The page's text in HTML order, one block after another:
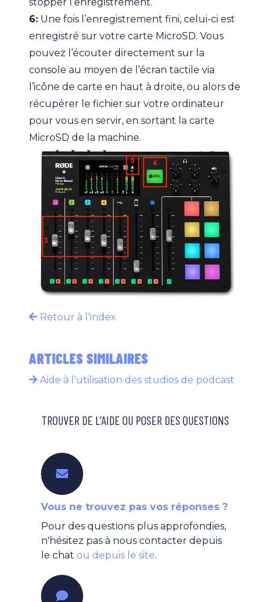
6: Une fois l’enregistrement fini, celui-ci est
enregistré sur votre carte MicroSD. Vous
pouvez l’écouter directement sur la
console au moyen de l’écran tactile via
l’icône de carte en haut à droite, ou alors de
récupérer le fichier sur votre ordinateur
pour vous en servir, en sortant la carte
MicroSD de la machine.
Retour à l'index
ARTICLES SIMILAIRES
Aide à l'utilisation des studios de podcast
TROUVER DE L'AIDE OU POSER DES QUESTIONS
Vous ne trouvez pas vos réponses ?
Pour des questions plus approfondies,
n'hésitez pas à nous contacter depuis
le chat ou depuis le site.